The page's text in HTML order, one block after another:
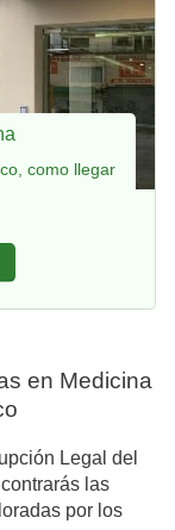
como llegar
en Medicina
Legal del
las
por los